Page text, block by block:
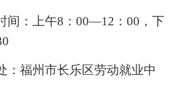
间：上午8：00—12：00，下
0
：福州市长乐区劳动就业中